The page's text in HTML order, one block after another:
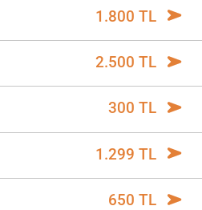
1.800 TL
2.500 TL
300 TL
1.299 TL
650 TL